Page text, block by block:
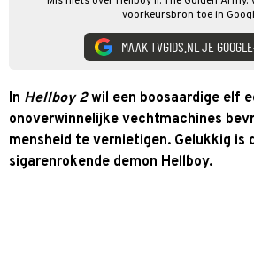
voorkeursbron toe in
MAAK TVGIDS.NL JE
In Hellboy 2wil een boosaardige elf
onoverwinnelijke vechtmachines
mensheid te vernietigen. Gelukkig is
sigarenrokende demon Hellboy.